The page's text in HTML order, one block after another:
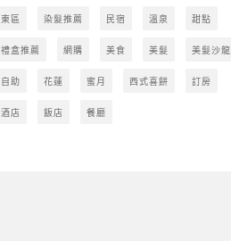
東區 染髮推薦 民宿 溫泉 甜點
禮盒推薦 網購 美食 美髮 美髮沙龍
自助 花蓮 蜜月 西式喜餅 訂房
酒店 飯店 餐廳